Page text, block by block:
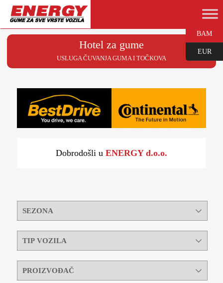
Hotel za gume
USLUGA ČUVANJA GUMA I TOČKOVA
Dobrodošli u ENERGY d.o.o.
BAM
EUR